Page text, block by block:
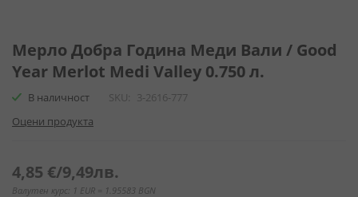
към
началото
на
галерия
снимки
Мерло Добра Година Меди Вали / Good
Year Merlot Medi Valley 0.750 л.
В наличност SKU
3-2616-777
Оцени продукта
4,85 €/9,49лв.
Валутен курс: 1 EUR = 1.95583 BGN